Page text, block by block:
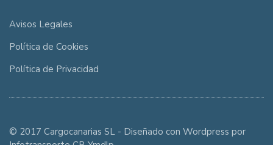
Avisos Legales
Política de Cookies
Política de Privacidad
© 2017 Cargocanarias SL - Diseñado con Wordpress por